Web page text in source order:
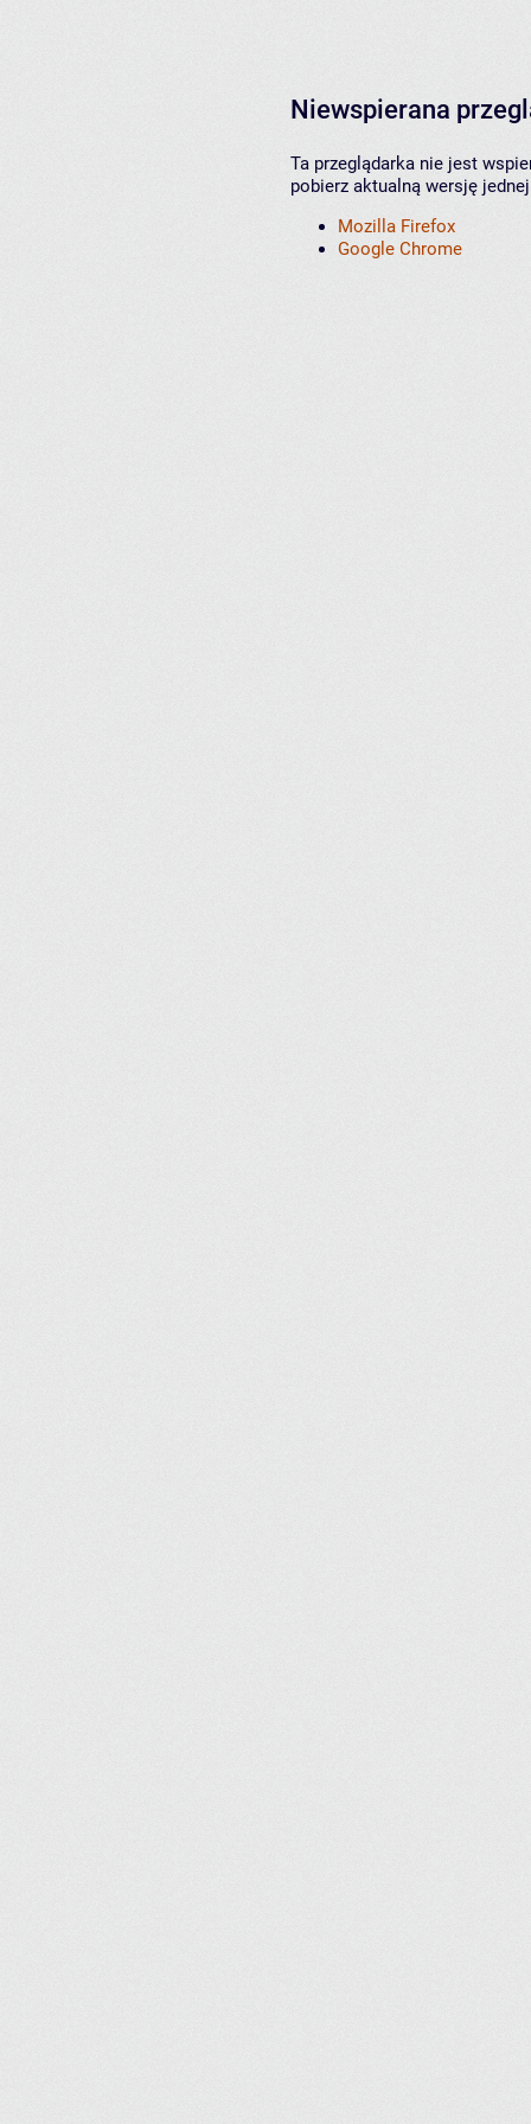
Niewspierana
Ta przeglądarka nie jest
pobierz aktualną wersję
Mozilla Firefox
Google Chrome